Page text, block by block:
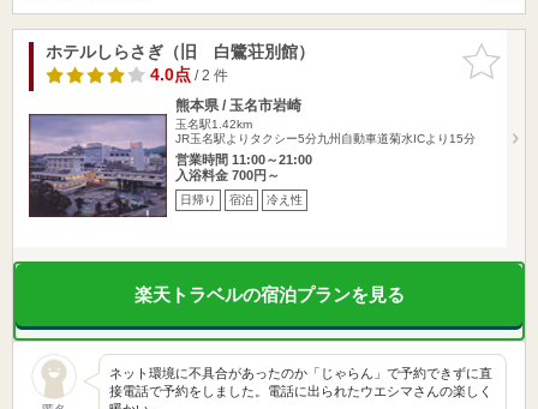
お気に入
りに追加
ホテルしらさぎ（旧 白鷺荘別館）
4.0点/ 2 件
熊本県 / 玉名市岩崎
玉名駅1.42km
JR玉名駅よりタクシー5分九州自動車道菊水ICより15分
営業時間 11:00～21:00
入浴料金 700円～
日帰り 宿泊 冷え性
楽天トラベルの宿泊プランを見る
ネット環境に不具合があったのか「じゃらん」で予約できずに直
接電話で予約をしました。電話に出られたウエシマさんの楽しく